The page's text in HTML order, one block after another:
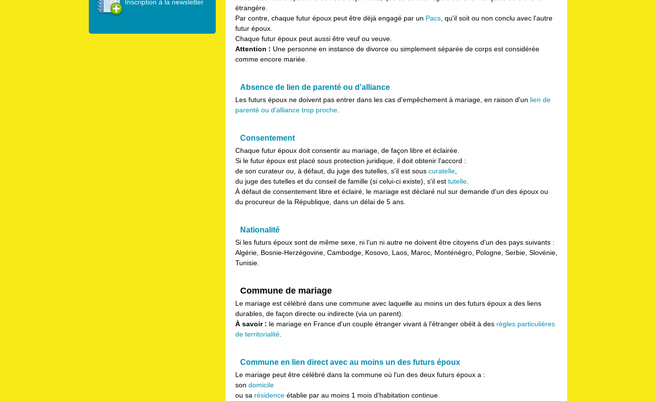
étrangère.
Par contre, chaque futur époux peut être déjà engagé par un Pacs , qu'il soit ou non conclu avec l'autre
futur époux.
Chaque futur époux peut aussi être veuf ou veuve.
Attention : Une personne en instance de divorce ou simplement séparée de corps est considérée
comme encore mariée.
Absence de lien de parenté ou d'alliance
Les futurs époux ne doivent pas entrer dans les cas d'empêchement à mariage, en raison d'un lien de
parenté ou d'alliance trop proche
Consentement
Chaque futur époux doit consentir au mariage, de façon libre et éclairée.
Si le futur époux est placé sous protection juridique, il doit obtenir l'accord :
de son curateur ou, à défaut, du juge des tutelles, s'il est sous curatelle
du juge des tutelles et du conseil de famille (si celui-ci existe), s'il est tutelle
À défaut de consentement libre et éclairé, le mariage est déclaré nul sur demande d'un des époux ou
du procureur de la République, dans un délai de 5 ans.
Nationalité
Si les futurs époux sont de même sexe, ni l'un ni autre ne doivent être citoyens d'un des pays suivants :
Algérie, Bosnie-Herzégovine, Cambodge, Kosovo, Laos, Maroc, Monténégro, Pologne, Serbie, Slovénie,
Tunisie.
Commune de mariage
Le mariage est célébré dans une commune avec laquelle au moins un des futurs époux a des liens
durables, de façon directe ou indirecte (via un parent).
À savoir : le mariage en France d'un couple étranger vivant à l'étranger obéit à des règles particulières
de territorialité
Commune en lien direct avec au moins un des futurs époux
Le mariage peut être célébré dans la commune où l'un des deux futurs époux a :
son domicile
ou sa résidence établie par au moins 1 mois d'habitation continue.
Inscription à la newsletter